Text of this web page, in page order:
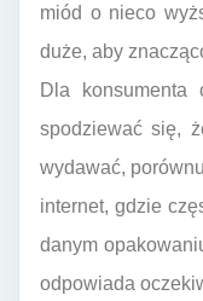
miód o nieco
duże, aby
Dla
spodziewać się,
wydawać,
internet, gdzie
danym
odpowiada